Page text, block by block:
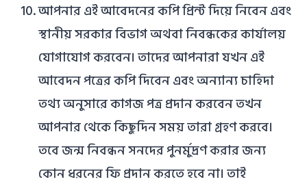
আপনার এই আবেদনের কপি প্রিন্ট দিয়ে নিবেন এবং
স্থানীয় সরকার বিভাগ অথবা নিবন্ধকের কার্যালয়
যোগাযোগ করবেন। তাদের আপনারা যখন এই
আবেদন পত্রের কপি দিবেন এবং অন্যান্য চাহিদা
তথ্য অনুসারে কাগজ পত্র প্রদান করবেন তখন
আপনার থেকে কিছুদিন সময় তারা গ্রহণ করবে।
তবে জন্ম নিবন্ধন সনদের পুনর্মুদ্রণ করার জন্য
কোন ধরনের ফি প্রদান করতে হবে না। তাই